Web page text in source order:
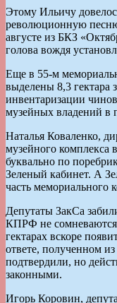
Этому Ильичу
революционную
августе из БКЗ
голова вождя
Еще в 55-м
выделены 8,3 гектара
инвентаризации
музейных владений в
Наталья Коваленко,
музейного комплекса
буквально по
Зеленый кабинет. А
часть мемориального
Депутаты ЗакСа
КПРФ не
гектарах вскоре
ответе, полученном
подтвердили, но
законными.
Игорь Коровин,